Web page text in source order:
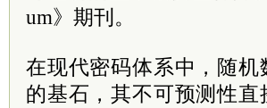
um》期刊。
在现代密码体系中，随
的基石，其不可预测性